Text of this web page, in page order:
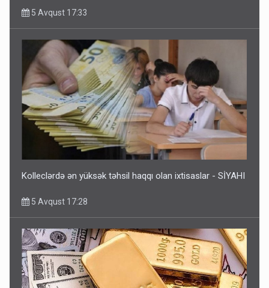
5 Avqust 17:33
Kolleclərdə ən yüksək təhsil haqqı olan ixtisaslar - SİYAHI
5 Avqust 17:28